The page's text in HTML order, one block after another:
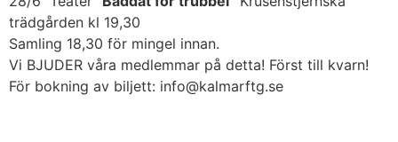
trädgården kl 19,30
Samling 18,30 för mingel innan.
Vi BJUDER våra medlemmar på detta! Först till kvarn!
För bokning av biljett: info@kalmarftg.se